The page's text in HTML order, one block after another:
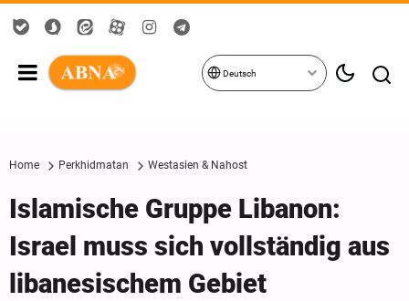
Deutsch
Home Perkhidmatan Westasien & Nahost
Islamische Gruppe Libanon:
Israel muss sich vollständig aus
libanesischem Gebiet